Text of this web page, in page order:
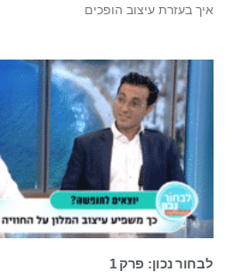
איך בעזרת עיצוב הופכים
לבחור נכון: פרק 1